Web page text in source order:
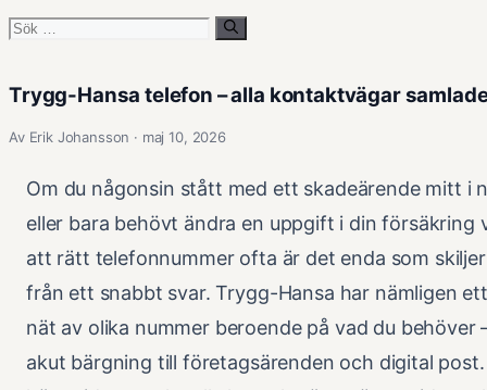
Sök
Trygg-Hansa telefon – alla kontaktvägar
Av Erik Johansson · maj 10, 2026
Om du någonsin stått med ett skadeärende mitt i
eller bara behövt ändra en uppgift i din försäkring
att rätt telefonnummer ofta är det enda som
från ett snabbt svar. Trygg-Hansa har nämligen
nät av olika nummer beroende på vad du behöver
akut bärgning till företagsärenden och digital